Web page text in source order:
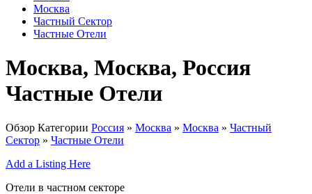
Москва
Частный Сектор
Частные Отели
Москва, Москва, Россия
Частные Отели
Обзор Категории Россия » Москва » Москва » Частный
Сектор » Частные Отели
Add a Listing Here
Отели в частном секторе